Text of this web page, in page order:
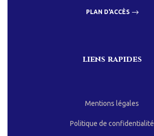
PLAN D'ACCÈS
liens rapides
Mentions légales
Politique de confidentialité